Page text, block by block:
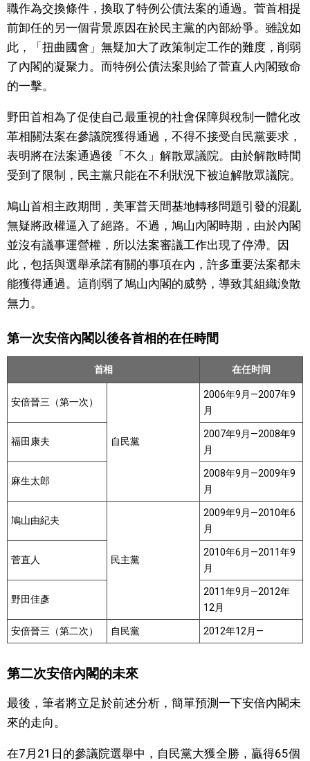
職作為交換條件，換取了特例公債法案的通過。菅首相提
前卸任的另一個背景原因在於民主黨的內部紛爭。雖說如
此，「扭曲國會」無疑加大了政策制定工作的難度，削弱
了內閣的凝聚力。而特例公債法案則給了菅直人內閣致命
的一擊。
野田首相為了促使自己最重視的社會保障與稅制一體化改
革相關法案在參議院獲得通過，不得不接受自民黨要求，
表明將在法案通過後「不久」解散眾議院。由於解散時間
受到了限制，民主黨只能在不利狀況下被迫解散眾議院。
鳩山首相主政期間，美軍普天間基地轉移問題引發的混亂
無疑將政權逼入了絕路。不過，鳩山內閣時期，由於內閣
並沒有議事運營權，所以法案審議工作出現了停滯。因
此，包括與選舉承諾有關的事項在內，許多重要法案都未
能獲得通過。這削弱了鳩山內閣的威勢，導致其組織渙散
無力。
第一次安倍內閣以後各首相的在任時間
首相 在任时间
安倍晉三（第一次）
自民黨
2006年9月—2007年9
月
福田康夫
2007年9月—2008年9
月
麻生太郎
2008年9月—2009年9
月
鳩山由紀夫
民主黨
2009年9月—2010年6
月
菅直人
2010年6月—2011年9
月
野田佳彥
2011年9月—2012年
12月
安倍晉三（第二次） 自民黨 2012年12月—
第二次安倍內閣的未來
最後，筆者將立足於前述分析，簡單預測一下安倍內閣未
來的走向。
在7月21日的參議院選舉中，自民黨大獲全勝，贏得65個